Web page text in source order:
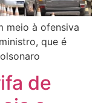
meio à ofensiva
que é
de